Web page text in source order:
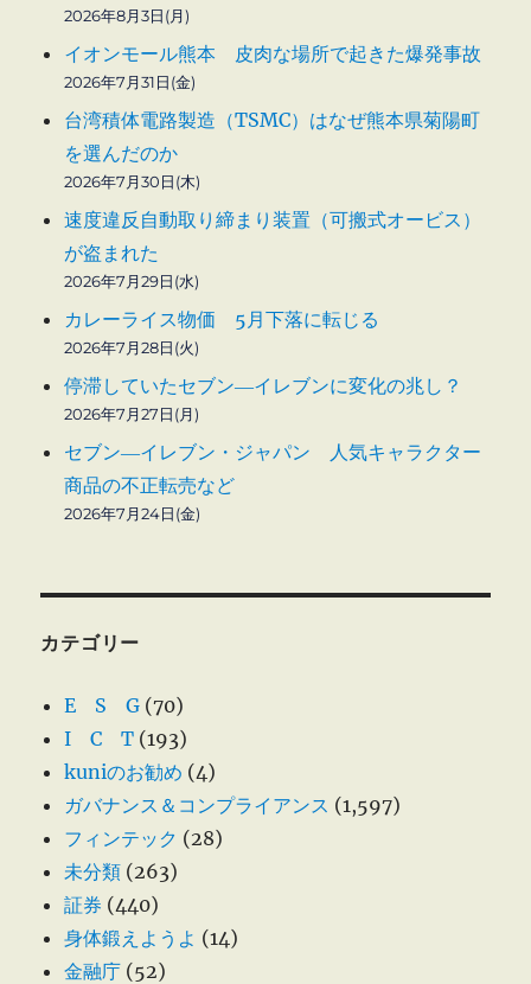
2026年8月3日(月)
イオンモール熊本 皮肉な場所で起きた爆発事故
2026年7月31日(金)
台湾積体電路製造（TSMC）はなぜ熊本県菊陽町
を選んだのか
2026年7月30日(木)
速度違反自動取り締まり装置（可搬式オービス）
が盗まれた
2026年7月29日(水)
カレーライス物価 5月下落に転じる
2026年7月28日(火)
停滞していたセブン―イレブンに変化の兆し？
2026年7月27日(月)
セブン―イレブン・ジャパン 人気キャラクター
商品の不正転売など
2026年7月24日(金)
カテゴリー
E S G (70)
I C T (193)
kuniのお勧め (4)
ガバナンス＆コンプライアンス (1,597)
フィンテック (28)
未分類 (263)
証券 (440)
身体鍛えようよ (14)
金融庁 (52)